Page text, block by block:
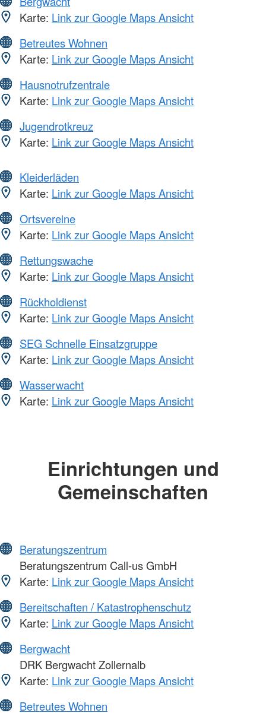
Karte: Link zur Google Maps Ansicht
Betreutes Wohnen
Karte: Link zur Google Maps Ansicht
Hausnotrufzentrale
Karte: Link zur Google Maps Ansicht
Jugendrotkreuz
Karte: Link zur Google Maps Ansicht
Kleiderläden
Karte: Link zur Google Maps Ansicht
Ortsvereine
Karte: Link zur Google Maps Ansicht
Rettungswache
Karte: Link zur Google Maps Ansicht
Rückholdienst
Karte: Link zur Google Maps Ansicht
SEG Schnelle Einsatzgruppe
Karte: Link zur Google Maps Ansicht
Wasserwacht
Karte: Link zur Google Maps Ansicht
Einrichtungen und
Gemeinschaften
Beratungszentrum
Beratungszentrum Call-us GmbH
Karte: Link zur Google Maps Ansicht
Bereitschaften / Katastrophenschutz
Karte: Link zur Google Maps Ansicht
Bergwacht
DRK Bergwacht Zollernalb
Karte: Link zur Google Maps Ansicht
Betreutes Wohnen